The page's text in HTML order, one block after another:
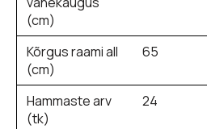
(cm)
Kõrgus raami all
(cm)
65
Hammaste arv
(tk)
24